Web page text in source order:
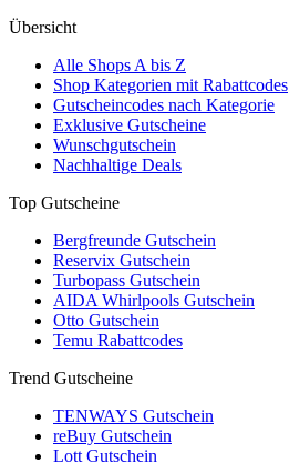
Übersicht
Alle Shops A bis Z
Shop Kategorien mit Rabattcodes
Gutscheincodes nach Kategorie
Exklusive Gutscheine
Wunschgutschein
Nachhaltige Deals
Top Gutscheine
Bergfreunde Gutschein
Reservix Gutschein
Turbopass Gutschein
AIDA Whirlpools Gutschein
Otto Gutschein
Temu Rabattcodes
Trend Gutscheine
TENWAYS Gutschein
reBuy Gutschein
Lott Gutschein